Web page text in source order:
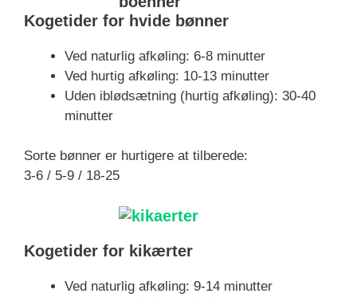
Kogetider for hvide bønner
Ved naturlig afkøling: 6-8 minutter
Ved hurtig afkøling: 10-13 minutter
Uden iblødsætning (hurtig afkøling): 30-40
minutter
Sorte bønner er hurtigere at tilberede:
3-6 / 5-9 / 18-25
Kogetider for kikærter
Ved naturlig afkøling: 9-14 minutter